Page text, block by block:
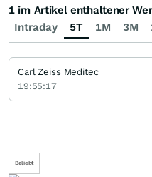
Beliebt
Intraday 5T 1M 3M
1 im Artikel enthaltener
Carl Zeiss Meditec
19:55:17